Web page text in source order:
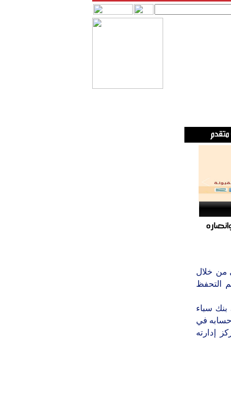
وانصاره
من خلال
التحفظ
في بنك سباء
كان حسابه في
إدارته